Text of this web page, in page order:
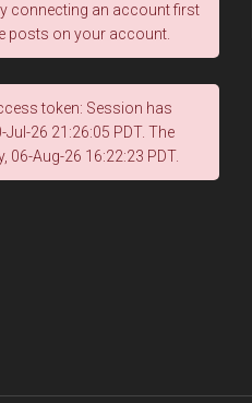
connecting an account first
posts on your account.
token: Session has
26 21:26:05 PDT. The
06-Aug-26 16:22:23 PDT.